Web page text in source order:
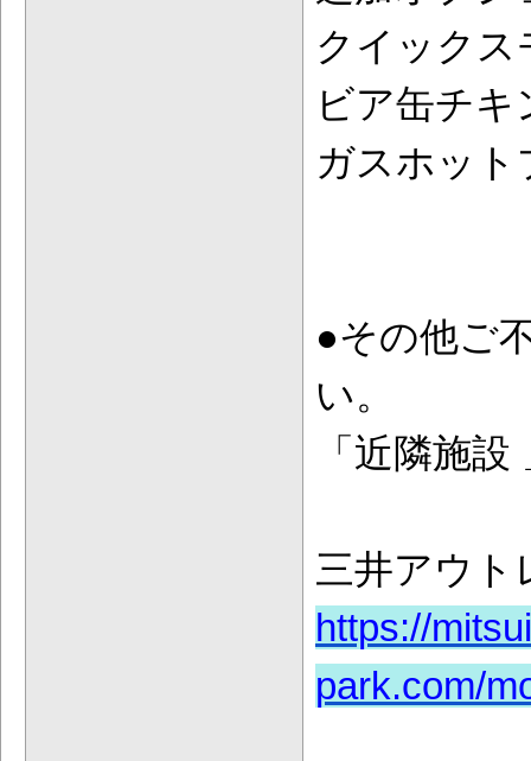
クイックス
ビア缶
ガスホット
●その他ご
い。
「近隣施設
三井アウト
https://
park.com/